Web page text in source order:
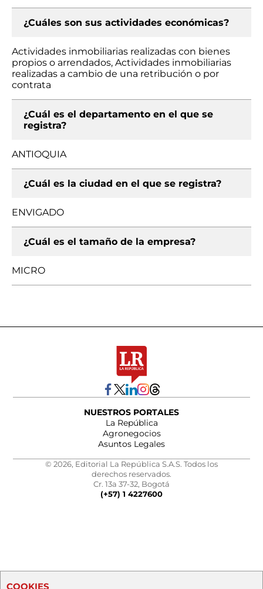
¿Cuáles son sus actividades económicas?
Actividades inmobiliarias realizadas con bienes
propios o arrendados, Actividades inmobiliarias
realizadas a cambio de una retribución o por
contrata
¿Cuál es el departamento en el que se
registra?
ANTIOQUIA
¿Cuál es la ciudad en el que se registra?
ENVIGADO
¿Cuál es el tamaño de la empresa?
MICRO
NUESTROS PORTALES
La República
Agronegocios
Asuntos Legales
© 2026, Editorial La República S.A.S. Todos los
derechos reservados.
Cr. 13a 37-32, Bogotá
(+57) 1 4227600
COOKIES